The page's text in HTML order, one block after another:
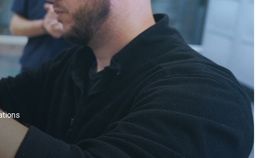
et
Des modules de formation ciblés pour développer
vos compétences et booster votre employabilité.
FRANÇAIS LANGUE ETRANGÈRE (FLE)
Voir toutes les formations courtes
Contactez-nous